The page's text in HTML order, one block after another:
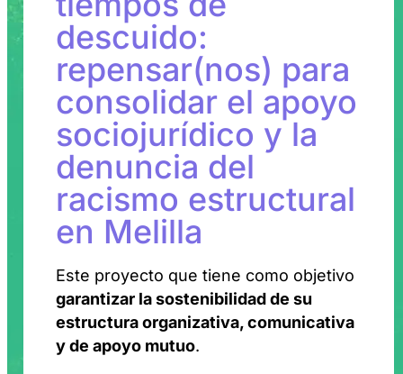
descuido:
repensar(nos) para
consolidar el apoyo
sociojurídico y la
denuncia del
racismo estructural
en Melilla
Este proyecto que tiene como objetivo
garantizar la sostenibilidad de su
estructura organizativa, comunicativa
y de apoyo mutuo.